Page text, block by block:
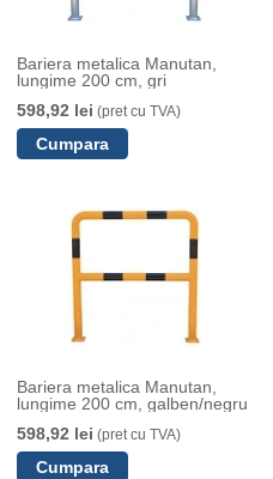
Bariera metalica Manutan,
lungime 200 cm, gri
598,92 lei (pret cu TVA)
Bariera metalica Manutan,
lungime 200 cm, galben/negru
598,92 lei (pret cu TVA)